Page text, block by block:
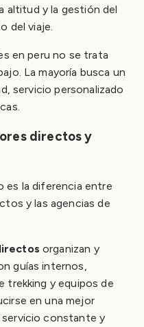
altitud y la gestión del
del viaje.
en peru no se trata
La mayoría busca un
servicio personalizado
directos y
es la diferencia entre
y las agencias de
organizan y
guías internos,
trekking y equipos de
en una mejor
servicio constante y